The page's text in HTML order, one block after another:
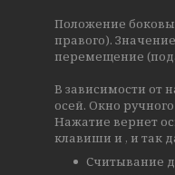
Положение
правого).
перемещение
В зависимости от
осей. Окно
Нажатие вернет
клавиши и , и так
Считывание